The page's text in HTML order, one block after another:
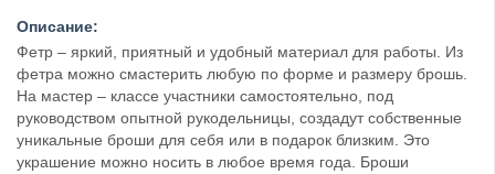
Описание:
Фетр – яркий, приятный и удобный материал для работы. Из
фетра можно смастерить любую по форме и размеру брошь.
На мастер – классе участники самостоятельно, под
руководством опытной рукодельницы, создадут собственные
уникальные броши для себя или в подарок близким. Это
украшение можно носить в любое время года. Броши